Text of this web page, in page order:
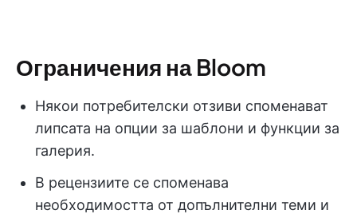
Ограничения на Bloom
Някои потребителски отзиви споменават
липсата на опции за шаблони и функции за
галерия.
В рецензиите се споменава
необходимостта от допълнителни теми и